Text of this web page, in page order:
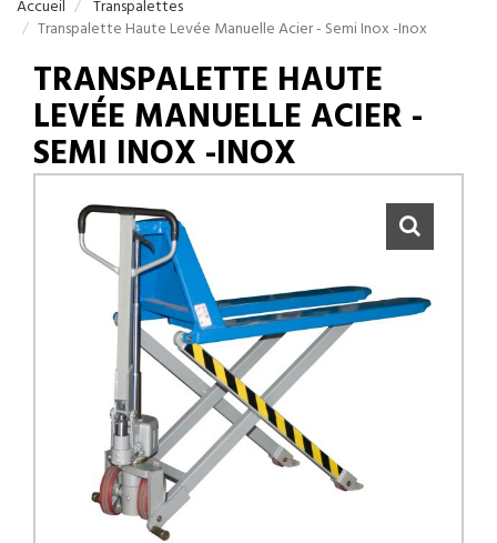
Accueil
Transpalettes
Transpalette Haute Levée Manuelle Acier - Semi Inox -Inox
TRANSPALETTE HAUTE
LEVÉE MANUELLE ACIER -
SEMI INOX -INOX